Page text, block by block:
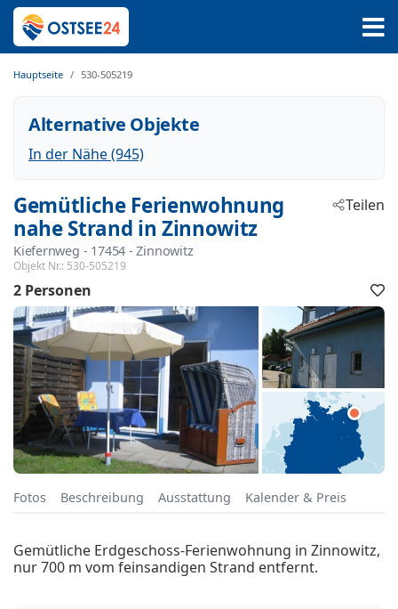
Hauptseite 530-505219
Alternative Objekte
In der Nähe (945)
Gemütliche Ferienwohnung
nahe Strand in Zinnowitz
Kiefernweg - 17454 - Zinnowitz
Objekt Nr.: 530-505219
Teilen
2 Personen
Fotos Beschreibung Ausstattung Kalender & Preis
Gemütliche Erdgeschoss-Ferienwohnung in Zinnowitz,
nur 700 m vom feinsandigen Strand entfernt.